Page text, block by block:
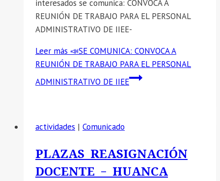
interesados se comunica: CONVOCA A
REUNIÓN DE TRABAJO PARA EL PERSONAL
ADMINISTRATIVO DE IIEE-
Leer más 📣SE COMUNICA: CONVOCA A
REUNIÓN DE TRABAJO PARA EL PERSONAL
ADMINISTRATIVO DE IIEE
actividades | Comunicado
PLAZAS REASIGNACIÓN
DOCENTE – HUANCA